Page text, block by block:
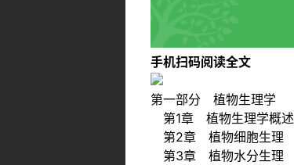
手机扫码阅读全文
第一部分 植物生理学
第1章 植物生理学概述
第2章 植物细胞生理
第3章 植物水分生理